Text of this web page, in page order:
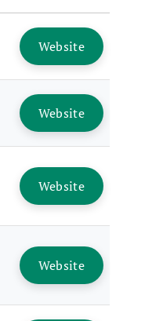
Website
Website
Website
Website